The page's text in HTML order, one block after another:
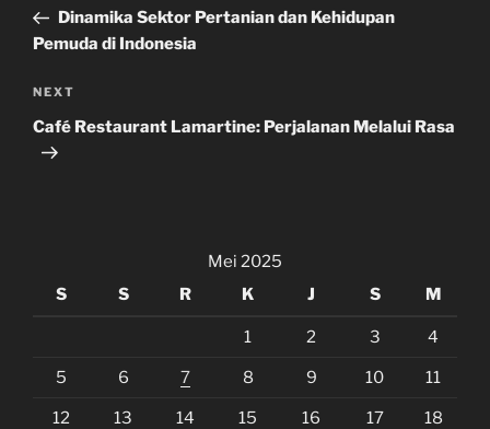
PostDinamika Sektor Pertanian dan Kehidupan
Pemuda di Indonesia
Next
Post
NEXT
Café Restaurant Lamartine: Perjalanan Melalui Rasa
Mei 2025
S
S R K J S M
1 2 3 4
5 6 7 8 9 10 11
12 13 14 15 16 17 18